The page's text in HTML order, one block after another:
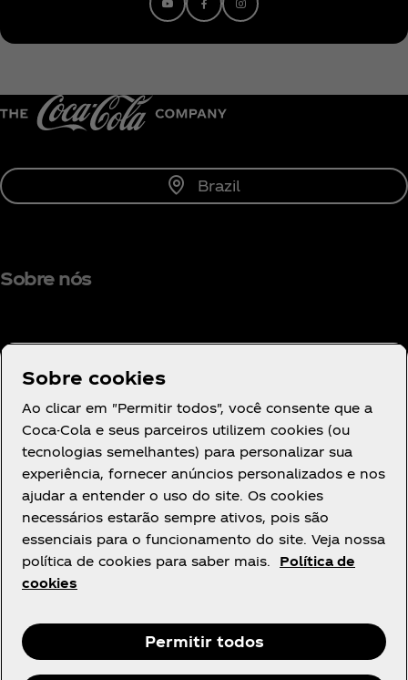
Brazil
Sobre nós
Precisa de ajuda?
Legal
Sobre cookies
Ao clicar em "Permitir todos", você consente que a
Coca-Cola e seus parceiros utilizem cookies (ou
tecnologias semelhantes) para personalizar sua
experiência, fornecer anúncios personalizados e nos
ajudar a entender o uso do site. Os cookies
necessários estarão sempre ativos, pois são
essenciais para o funcionamento do site. Veja nossa
política de cookies para saber mais.
Política de
cookies
Permitir todos